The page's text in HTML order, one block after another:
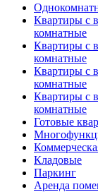
Квартиры с
комнатные
Квартиры с
комнатные
Квартиры с
комнатные
Квартиры с
комнатные
Готовые
Кладовые
Паркинг
Аренда